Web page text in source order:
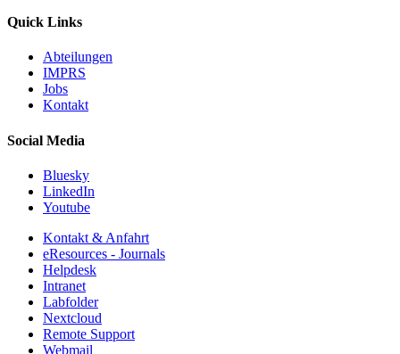
Quick Links
Abteilungen
IMPRS
Jobs
Kontakt
Social Media
Bluesky
LinkedIn
Youtube
Kontakt & Anfahrt
eResources - Journals
Helpdesk
Intranet
Labfolder
Nextcloud
Remote Support
Webmail